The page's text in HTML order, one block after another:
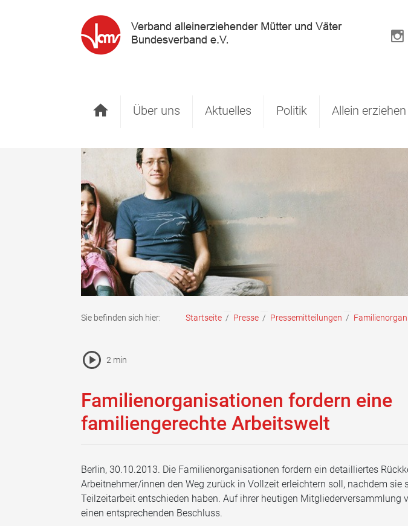
StartseiteÜber uns Aktuelles Politik Allein erziehen
Sie befinden sich hier: Startseite / Presse / Pressemitteilungen /
Vorlesen Icon
Pause Icon
2 min
Familienorganisationen fordern eine
familiengerechte Arbeitswelt
Berlin, 30.10.2013. Die Familienorganisationen fordern ein detailliertes
Arbeitnehmer/innen den Weg zurück in Vollzeit erleichtern soll, nachdem sie
Teilzeitarbeit entschieden haben. Auf ihrer heutigen Mitgliederversammlung
einen entsprechenden Beschluss.